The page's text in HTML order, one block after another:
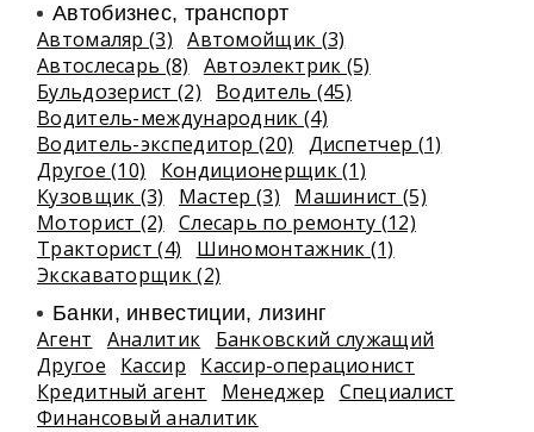
Автобизнес, транспорт
Автомаляр (3)
Автомойщик (3)
Автослесарь (8)
Автоэлектрик (5)
Бульдозерист (2)
Водитель (45)
Водитель-международник (4)
Водитель-экспедитор (20)
Диспетчер (1)
Другое (10)
Кондиционерщик (1)
Кузовщик (3)
Мастер (3)
Машинист (5)
Моторист (2)
Слесарь по ремонту (12)
Тракторист (4)
Шиномонтажник (1)
Экскаваторщик (2)
Банки, инвестиции, лизинг
Агент Аналитик
Банковский служащий
Другое
Кассир
Кассир-операционист
Кредитный агент
Менеджер
Специалист
Финансовый аналитик